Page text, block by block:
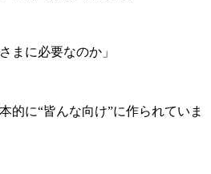
まに必要なのか」
的に“皆んな向け”に作られていま